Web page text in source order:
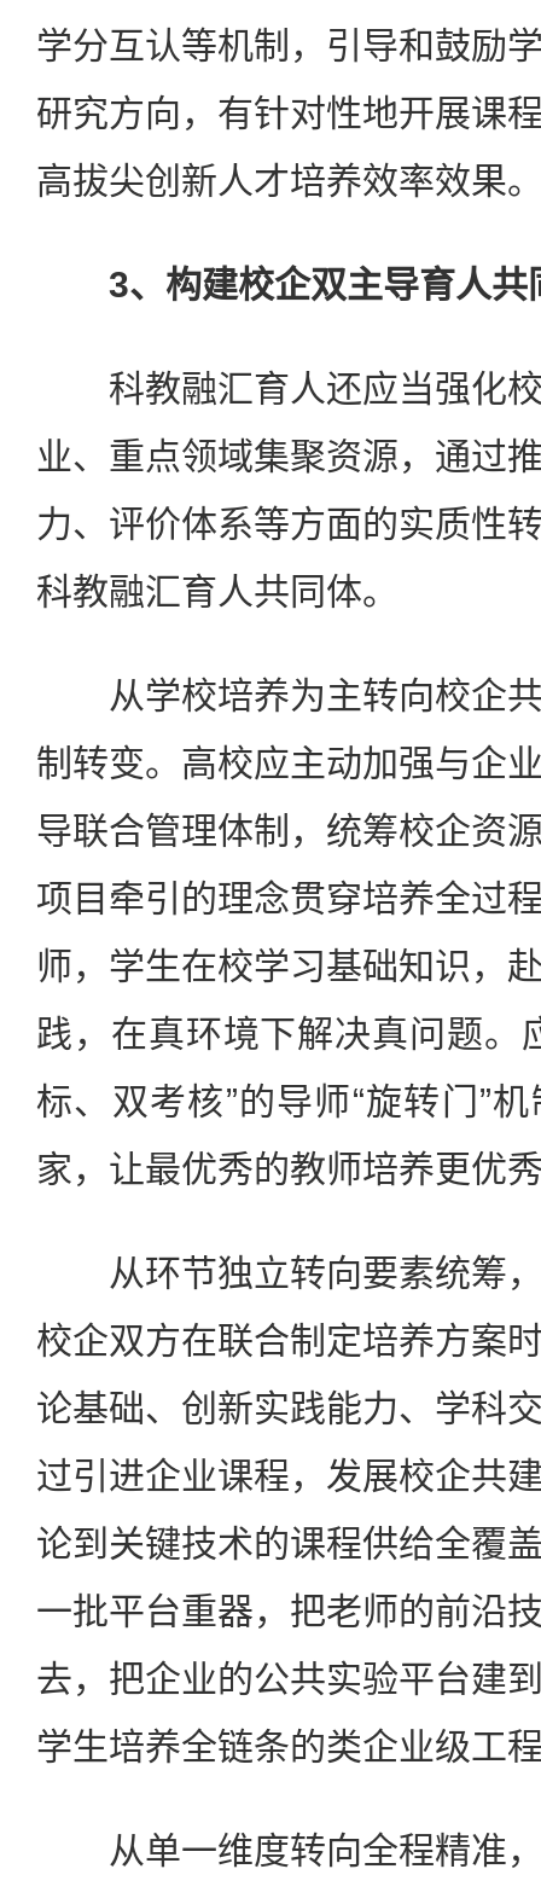
学分互认等机制，引导和鼓励
研究方向，有针对性地开展课
高拔尖创新人才培养效率效果
3、构建校企双主导育人共
科教融汇育人还应当强化校
业、重点领域集聚资源，通过
力、评价体系等方面的实质性
科教融汇育人共同体。
从学校培养为主转向校企共
制转变。高校应主动加强与企
导联合管理体制，统筹校企资
项目牵引的理念贯穿培养全过
师，学生在校学习基础知识，
践，在真环境下解决真问题。
标、双考核”的导师“旋转门”
家，让最优秀的教师培养更优
从环节独立转向要素统筹，
校企双方在联合制定培养方案
论基础、创新实践能力、学科
过引进企业课程，发展校企共
论到关键技术的课程供给全覆
一批平台重器，把老师的前沿
去，把企业的公共实验平台建
学生培养全链条的类企业级工
从单一维度转向全程精准，